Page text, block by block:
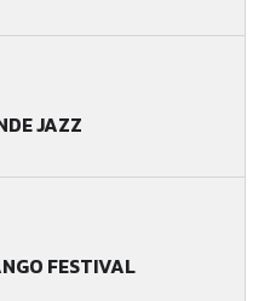
JAZZ
FESTIVAL